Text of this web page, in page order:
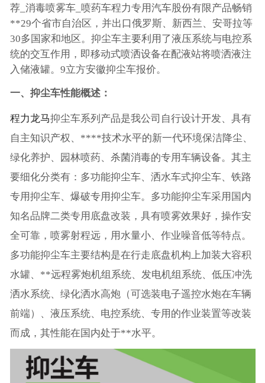
荐_消毒喷雾车_喷药车程力专用汽车股份有限产品畅销
**29个省市自治区，并出口俄罗斯、新西兰、安哥拉等
30多国家和地区。抑尘车主要利用了液压系统与电控系
统的交互作用，即移动式喷洒设备在配液站将喷洒液注
入储液罐。9立方安徽抑尘车报价。
一、抑尘车性能概述：
程力龙马抑尘车系列产品是我公司自行设计开发、具有
自主知识产权、****技术水平的新一代环境保洁降尘、
绿化养护、园林喷药、杀菌消毒的专用车辆设备。其主
要细化分类有：多功能抑尘车、洒水车式抑尘车、铁路
专用抑尘车、爆破专用抑尘车。多功能抑尘车采用国内
知名品牌二类专用底盘改装，具有喷雾效果好，操作安
全可靠，喷雾射程远，用水量小、作业噪音低等特点。
多功能抑尘车主要结构是在行走底盘机构上加装大容积
水罐、**远程雾炮机组系统、发电机组系统、低压冲洗
洒水系统、绿化洒水高炮（可选装电子遥控水炮在车辆
前端）、液压系统、电控系统、专用的作业装置等改装
而成，其性能在国内处于**水平。